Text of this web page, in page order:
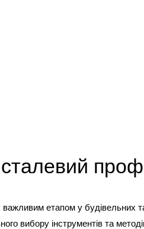
важливим етапом у будівельних
вибору інструментів та